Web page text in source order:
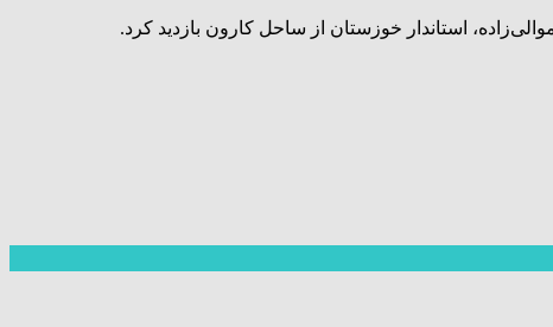
استاندار خوزستان از ساحل کارون بازدید کرد.